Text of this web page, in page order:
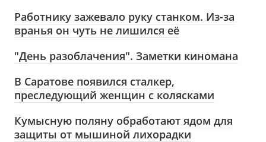
Работнику зажевало руку станком. Из-за
вранья он чуть не лишился её
"День разоблачения". Заметки киномана
В Саратове появился сталкер,
преследующий женщин с колясками
Кумысную поляну обработают ядом для
защиты от мышиной лихорадки